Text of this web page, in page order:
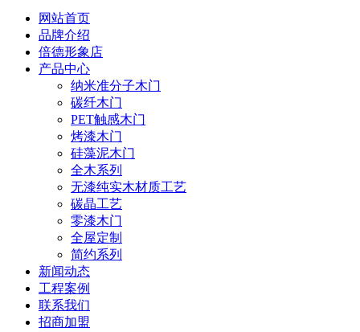
网站首页
品牌介绍
倍德形象店
产品中心
纳米准分子木门
碳纤木门
PET触感木门
烤漆木门
硅藻泥木门
全木系列
无漆纯实木材质工艺
碳晶工艺
零漆木门
全屋定制
简约系列
新闻动态
工程案例
联系我们
招商加盟